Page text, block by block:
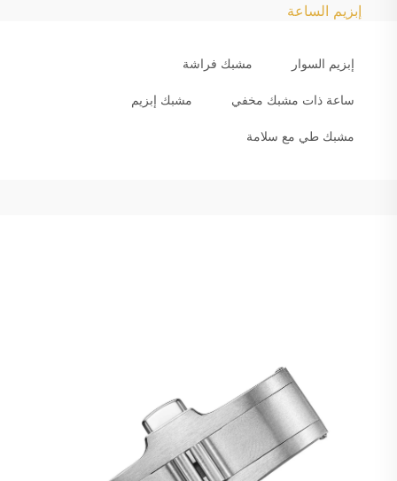
إبزيم الساعة
إبزيم السوار مشبك فراشة
ساعة ذات مشبك مخفي مشبك إبزيم
مشبك طي مع سلامة